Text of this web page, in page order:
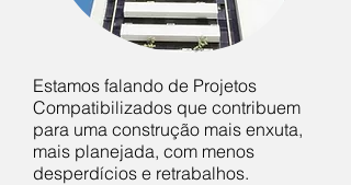
Estamos falando de Projetos
Compatibilizados que contribuem
para uma construção mais enxuta,
mais planejada, com menos
desperdícios e retrabalhos.